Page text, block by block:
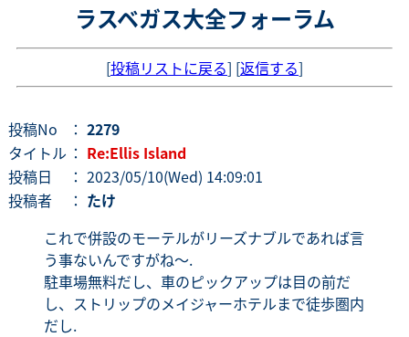
ラスベガス大全フォーラム
[投稿リストに戻る] [返信する]
投稿No ： 2279
タイトル ： Re:Ellis Island
投稿日
： 2023/05/10(Wed) 14:09:01
投稿者
： たけ
これで併設のモーテルがリーズナブルであれば言
う事ないんですがね〜.
駐車場無料だし、車のピックアップは目の前だ
し、ストリップのメイジャーホテルまで徒歩圏内
だし.